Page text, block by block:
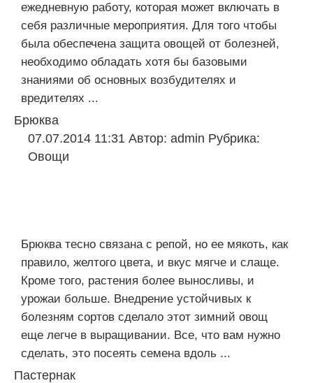
ежедневную работу, которая может включать в
себя различные мероприятия. Для того чтобы
была обеспечена защита овощей от болезней,
необходимо обладать хотя бы базовыми
знаниями об основных возбудителях и
вредителях ...
Брюква
07.07.2014 11:31 Автор: admin Рубрика:
Овощи
Брюква тесно связана с репой, но ее мякоть, как
правило, желтого цвета, и вкус мягче и слаще.
Кроме того, растения более выносливы, и
урожаи больше. Внедрение устойчивых к
болезням сортов сделало этот зимний овощ
еще легче в выращивании. Все, что вам нужно
сделать, это посеять семена вдоль ...
Пастернак